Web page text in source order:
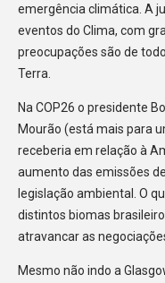
emergência climática. A
eventos do Clima, com
preocupações são de
Terra.
Na COP26 o presidente
Mourão (está mais para
receberia em relação à
aumento das emissões
legislação ambiental. O
distintos biomas
atravancar as
Mesmo não indo a